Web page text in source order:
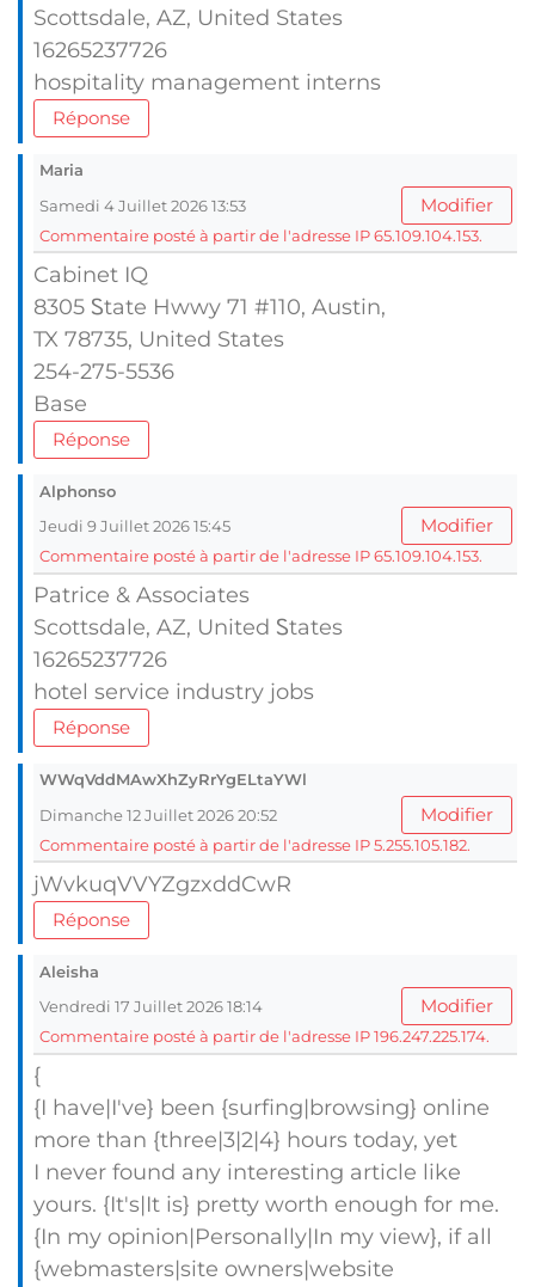
Scottsdale, AZ, United Ѕtates
16265237726
hospitality management interns
Réponse
Maria
Samedi 4 Juillet 2026 13:53
Modifier
Commentaire posté à partir de l'adresse IP 65.109.104.153.
Cabinet IQ
8305 Ꮪtate Hwwy 71 #110, Austin,
TX 78735, United States
254-275-5536
Base
Réponse
Alphonso
Jeudi 9 Juillet 2026 15:45
Modifier
Commentaire posté à partir de l'adresse IP 65.109.104.153.
Patrice & Associates
Scottsdale, AZ, United Ꮪtates
16265237726
hotel service industry jobs
Réponse
WWqVddMAwXhZyRrYgELtaYWl
Dimanche 12 Juillet 2026 20:52
Modifier
Commentaire posté à partir de l'adresse IP 5.255.105.182.
jWvkuqVVYZgzxddCwR
Réponse
Aleisha
Vendredi 17 Juillet 2026 18:14
Modifier
Commentaire posté à partir de l'adresse IP 196.247.225.174.
{
{I have|I've} been {surfing|browsing} online
more than {three|3|2|4} hours today, yet
I never found any interesting article like
yours. {It's|It is} pretty worth enough for me.
{In my opinion|Personally|In my view}, if all
{webmasters|site owners|website